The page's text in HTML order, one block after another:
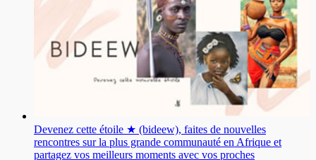
Devenez cette étoile ★ (bideew), faites de nouvelles
rencontres sur la plus grande communauté en Afrique et
partagez vos meilleurs moments avec vos proches